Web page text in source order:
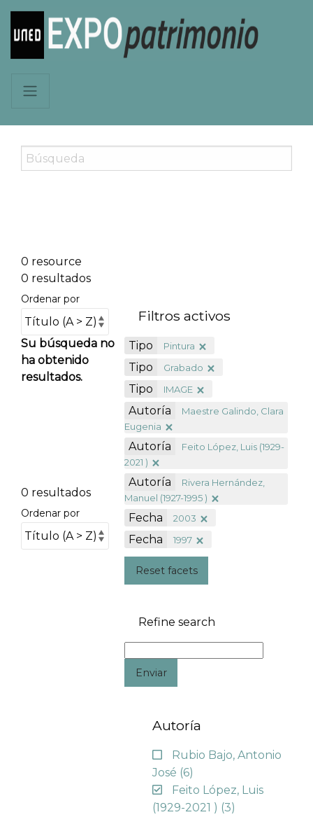
0 resource
0 resultados
Ordenar por
Su búsqueda no
ha obtenido
resultados.
0 resultados
Ordenar por
Filtros activos
Tipo Pintura
Tipo Grabado
Tipo IMAGE
Autoría
Maestre Galindo, Clara
Eugenia
Autoría
Feito López, Luis (1929-
2021 )
Autoría
Rivera Hernández,
Manuel (1927-1995 )
Fecha 2003
Fecha 1997
Reset facets
Refine search
Enviar
Autoría
Rubio Bajo, Antonio
José (6)
Feito López, Luis
(1929-2021 ) (3)